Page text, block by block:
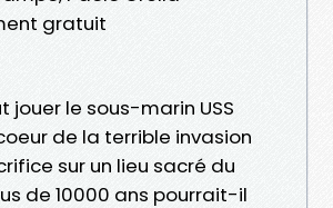
gratuit
jouer le sous-marin USS
de la terrible invasion
sur un lieu sacré du
de 10000 ans pourrait-il